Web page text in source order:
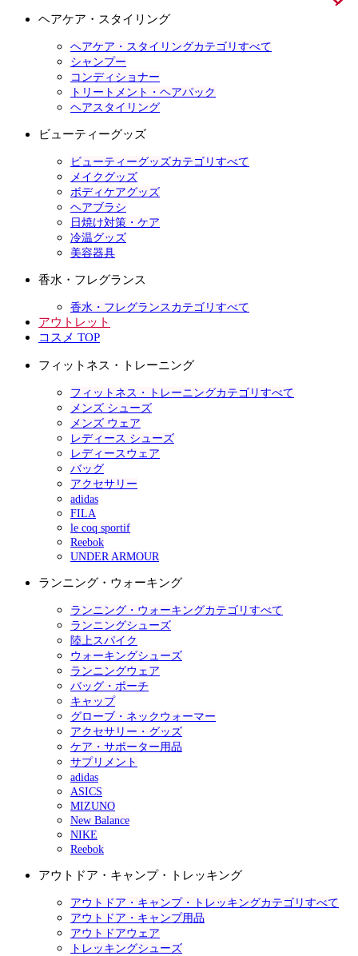
ヘアケア・スタイリング
ヘアケア・スタイリングカテゴリすべて
シャンプー
コンディショナー
トリートメント・ヘアパック
ヘアスタイリング
ビューティーグッズ
ビューティーグッズカテゴリすべて
メイクグッズ
ボディケアグッズ
ヘアブラシ
日焼け対策・ケア
冷温グッズ
美容器具
香水・フレグランス
香水・フレグランスカテゴリすべて
アウトレット
コスメ TOP
フィットネス・トレーニング
フィットネス・トレーニングカテゴリすべて
メンズ シューズ
メンズ ウェア
レディース シューズ
レディースウェア
バッグ
アクセサリー
adidas
FILA
le coq sportif
Reebok
UNDER ARMOUR
ランニング・ウォーキング
ランニング・ウォーキングカテゴリすべて
ランニングシューズ
陸上スパイク
ウォーキングシューズ
ランニングウェア
バッグ・ポーチ
キャップ
グローブ・ネックウォーマー
アクセサリー・グッズ
ケア・サポーター用品
サプリメント
adidas
ASICS
MIZUNO
New Balance
NIKE
Reebok
アウトドア・キャンプ・トレッキング
アウトドア・キャンプ・トレッキングカテゴリすべて
アウトドア・キャンプ用品
アウトドアウェア
トレッキングシューズ